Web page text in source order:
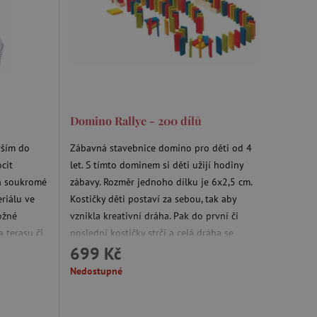
do
soukromé
ve
terasu či
Domino Rallye - 200 dílů
Zábavná stavebnice domino pro děti od 4
let. S tímto dominem si děti užijí hodiny
zábavy. Rozměr jednoho dílku je 6x2,5 cm.
Kostičky děti postaví za sebou, tak aby
vznikla kreativní dráha. Pak do první či
poslední kostičky strčí a celá dráha se
postupně složí. Lze stavět i různá
přemostění, dráha může být pokaždé jiná.
699 Kč
Nedostupné
mezi lidmi a
bylo možné podávat
stránek.
souhlasu
na webových
požadavky na
Cookie-Script.com k
Cookie-Script.com
udržování proměnných
bylo možné podávat
stránek.
mezi lidmi a